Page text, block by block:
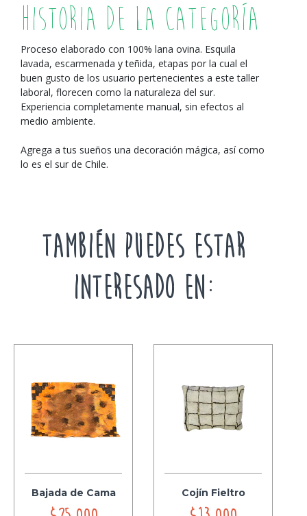
Historia de la Categoría
Proceso elaborado con 100% lana ovina. Esquila
lavada, escarmenada y teñida, etapas por la cual el
buen gusto de los usuario pertenecientes a este taller
laboral, florecen como la naturaleza del sur.
Experiencia completamente manual, sin efectos al
medio ambiente.
Agrega a tus sueños una decoración mágica, así como
lo es el sur de Chile.
TAMBIÉN PUEDES ESTAR
INTERESADO EN:
Bajada de Cama Cojín Fieltro